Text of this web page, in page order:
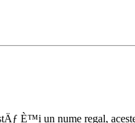
È™i un nume regal,